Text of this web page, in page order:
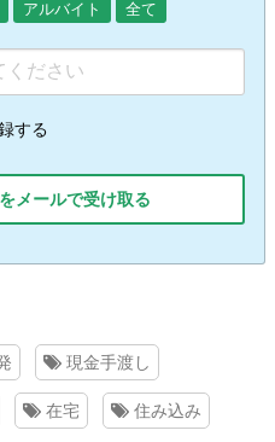
アルバイト 全て
する
メールで受け取る
現金手渡し
在宅 住み込み